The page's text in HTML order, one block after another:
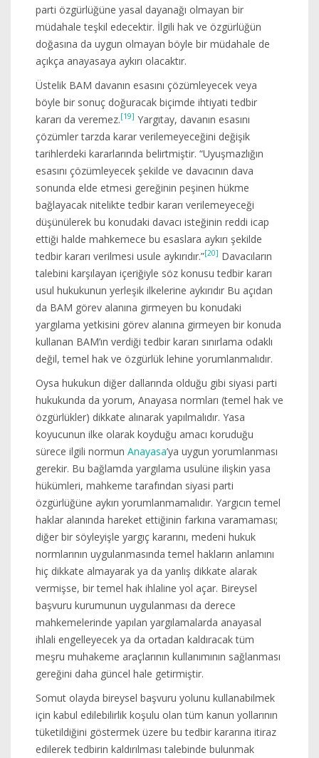
parti özgürlüğüne yasal dayanağı olmayan bir
müdahale teşkil edecektir. İlgili hak ve özgürlüğün
doğasına da uygun olmayan böyle bir müdahale de
açıkça anayasaya aykırı olacaktır.
Üstelik BAM davanın esasını çözümleyecek veya
böyle bir sonuç doğuracak biçimde ihtiyati tedbir
kararı da veremez.[19] Yargıtay, davanın esasını
çözümler tarzda karar verilemeyeceğini değişik
tarihlerdeki kararlarında belirtmiştir. “Uyuşmazlığın
esasını çözümleyecek şekilde ve davacının dava
sonunda elde etmesi gereğinin peşinen hükme
bağlayacak nitelikte tedbir kararı verilemeyeceği
düşünülerek bu konudaki davacı isteğinin reddi icap
ettiği halde mahkemece bu esaslara aykırı şekilde
tedbir kararı verilmesi usule aykırıdır.”[20] Davacıların
talebini karşılayan içeriğiyle söz konusu tedbir kararı
usul hukukunun yerleşik ilkelerine aykırıdır Bu açıdan
da BAM görev alanına girmeyen bu konudaki
yargılama yetkisini görev alanına girmeyen bir konuda
kullanan BAM’ın verdiği tedbir kararı sınırlama odaklı
değil, temel hak ve özgürlük lehine yorumlanmalıdır.
Oysa hukukun diğer dallarında olduğu gibi siyasi parti
hukukunda da yorum, Anayasa normları (temel hak ve
özgürlükler) dikkate alınarak yapılmalıdır. Yasa
koyucunun ilke olarak koyduğu amacı koruduğu
sürece ilgili normun Anayasa’ya uygun yorumlanması
gerekir. Bu bağlamda yargılama usulüne ilişkin yasa
hükümleri, mahkeme tarafından siyasi parti
özgürlüğüne aykırı yorumlanmamalıdır. Yargıcın temel
haklar alanında hareket ettiğinin farkına varamaması;
diğer bir söyleyişle yargıç kararını, medeni hukuk
normlarının uygulanmasında temel hakların anlamını
hiç dikkate almayarak ya da yanlış dikkate alarak
vermişse, bir temel hak ihlaline yol açar. Bireysel
başvuru kurumunun uygulanması da derece
mahkemelerinde yapılan yargılamalarda anayasal
ihlali engelleyecek ya da ortadan kaldıracak tüm
meşru muhakeme araçlarının kullanımının sağlanması
gereğini daha güncel hale getirmiştir.
Somut olayda bireysel başvuru yolunu kullanabilmek
için kabul edilebilirlik koşulu olan tüm kanun yollarının
tüketildiğini göstermek üzere bu tedbir kararına itiraz
edilerek tedbirin kaldırılması talebinde bulunmak